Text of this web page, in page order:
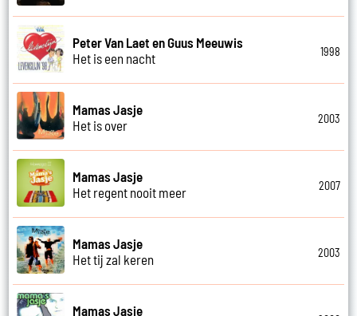
Peter Van Laet en Guus Meeuwis
Het is een nacht
1998
Mamas Jasje
Het is over
2003
Mamas Jasje
Het regent nooit meer
2007
Mamas Jasje
Het tij zal keren
2003
Mamas Jasje